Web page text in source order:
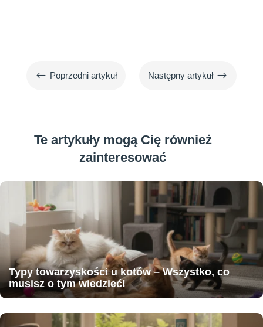
# Poprzedni artykuł Następny artykuł $
Te artykuły mogą Cię również
zainteresować
Typy towarzyskości u kotów – Wszystko, co
musisz o tym wiedzieć!